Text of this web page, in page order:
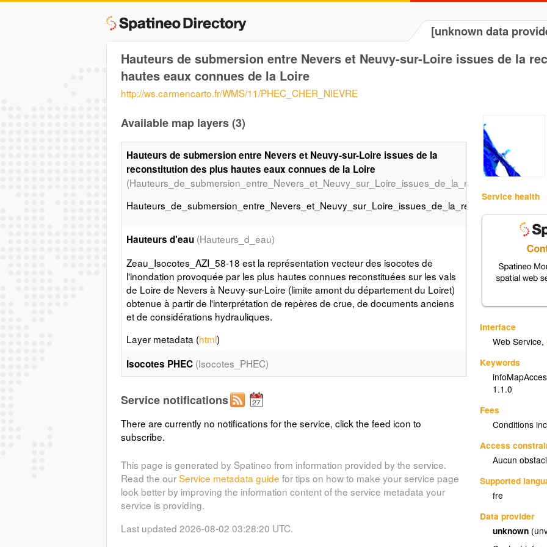
[unknown data
Hauteurs de submersion entre Nevers et Neuvy-sur-Loire issues de la
hautes eaux connues de la Loire
http://ws.carmencarto.fr/WMS/11/PHEC_CHER_NIEVRE
Service health
Interface
Web Service,
Keywords
1.1.0
Fees
Conditions
Access
Aucun
Supported
fre
Data provider
unknown
Available map layers (3)
Hauteurs de submersion entre Nevers et Neuvy-sur-Loire issues de la
reconstitution des plus hautes eaux connues de la Loire
Hauteurs d'eau (Hauteurs_d_eau)
Zeau_Isocotes_AZI_58-18 est la représentation vecteur des isocotes de
l'inondation provoquée par les plus hautes connues reconstituées sur les vals
de Loire de Nevers à Neuvy-sur-Loire (limite amont du département du Loiret)
obtenue à partir de l'interprétation de repères de crue, de documents anciens
et de considérations hydrauliques.
Layer metadata (html)
Isocotes PHEC (Isocotes_PHEC)
l'inondation provoquée par les plus hautes connues reconstituées sur les vals
obtenue à partir de l'interprétation de repères de crue, de documents anciens
et de considérations hydrauliques.
Layer metadata (html)
Service notifications
There are currently no notifications for the service, click the feed icon to
subscribe.
This page is generated by Spatineo from information provided by the service.
Read the ourService metadata guide for tips on how to make your service page
look better by improving the information content of the service metadata your
service is providing.
Last updated 2026-08-02 03:28:20 UTC.